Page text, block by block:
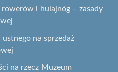
rowerów i hulajnóg – zasady
na sprzedaż
na rzecz Muzeum